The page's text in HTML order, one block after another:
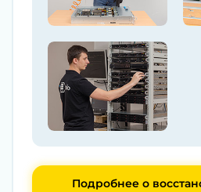
Подробнее о